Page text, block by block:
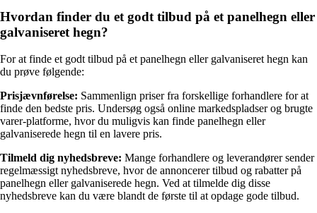
Hvordan finder du et godt tilbud på et panelhegn eller
galvaniseret hegn?
For at finde et godt tilbud på et panelhegn eller galvaniseret hegn kan
du prøve følgende:
Prisjævnførelse: Sammenlign priser fra forskellige forhandlere for at
finde den bedste pris. Undersøg også online markedspladser og brugte
varer-platforme, hvor du muligvis kan finde panelhegn eller
galvaniserede hegn til en lavere pris.
Tilmeld dig nyhedsbreve: Mange forhandlere og leverandører sender
regelmæssigt nyhedsbreve, hvor de annoncerer tilbud og rabatter på
panelhegn eller galvaniserede hegn. Ved at tilmelde dig disse
nyhedsbreve kan du være blandt de første til at opdage gode tilbud.